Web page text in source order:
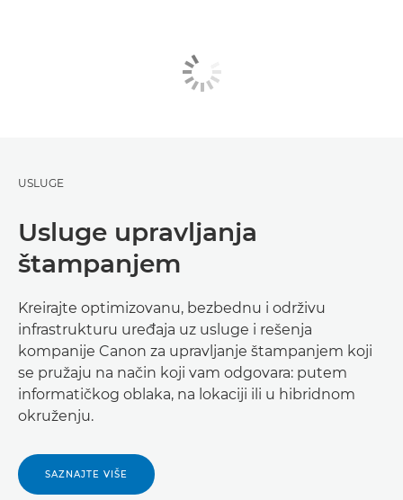
USLUGE
Usluge upravljanja
štampanjem
Kreirajte optimizovanu, bezbednu i održivu
infrastrukturu uređaja uz usluge i rešenja
kompanije Canon za upravljanje štampanjem koji
se pružaju na način koji vam odgovara: putem
informatičkog oblaka, na lokaciji ili u hibridnom
okruženju.
SAZNAJTE VIŠE